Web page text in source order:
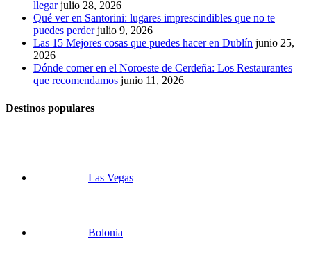
llegar julio 28, 2026
Qué ver en Santorini: lugares imprescindibles que no te
puedes perder julio 9, 2026
Las 15 Mejores cosas que puedes hacer en Dublín junio 25,
2026
Dónde comer en el Noroeste de Cerdeña: Los Restaurantes
que recomendamos junio 11, 2026
Destinos populares
Las Vegas
Bolonia